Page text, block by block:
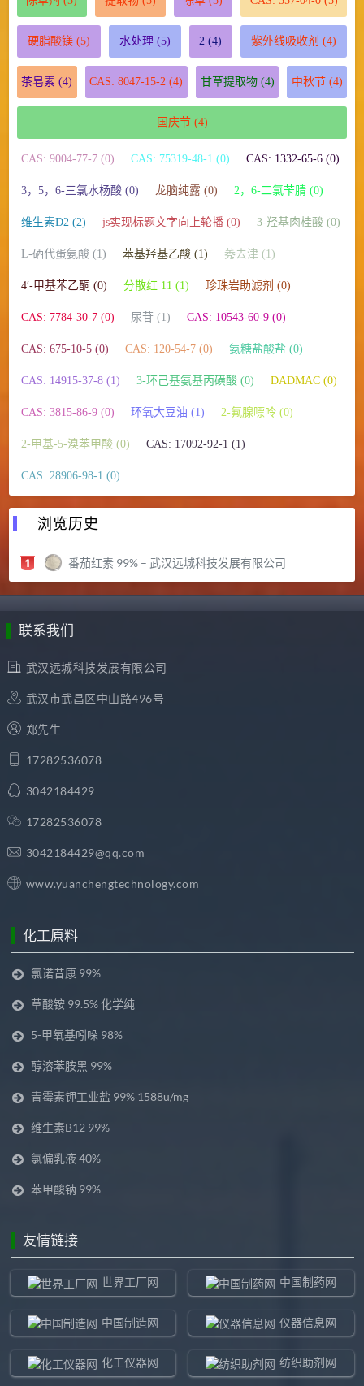
硬脂酸镁(5) 水处理 (5) 2 (4) 紫外线吸收剂 (4)
茶皂素 (4) CAS: 8047-15-2 (4) 甘草提取物(4) 中秋节(4)
国庆节(4)
CAS: 9004-77-7 (0) CAS: 75319-48-1 (0) CAS: 1332-65-6 (0)
3，5，6-三氯水杨酸 (0) 龙脑纯露 (0) 2，6-二氯苄腈 (0)
维生素D2 (2) js实现标题文字向上轮播 (0) 3-羟基肉桂酸 (0)
L-硒代蛋氨酸 (1) 苯基羟基乙酸 (1) 莠去津 (1)
4′-甲基苯乙酮 (0) 分散红 11 (1) 珍珠岩助滤剂 (0)
CAS: 7784-30-7 (0) 尿苷 (1) CAS: 10543-60-9 (0)
CAS: 675-10-5 (0) CAS: 120-54-7 (0) 氨糖盐酸盐 (0)
CAS: 14915-37-8 (1) 3-环己基氨基丙磺酸 (0) DADMAC (0)
CAS: 3815-86-9 (0) 环氧大豆油 (1) 2-氟腺嘌呤 (0)
2-甲基-5-溴苯甲酸 (0) CAS: 17092-92-1 (1)
CAS: 28906-98-1 (0)
浏览历史
番茄红素 99% – 武汉远城科技发展有限公司
联系我们
武汉远城科技发展有限公司
武汉市武昌区中山路496号
郑先生
17282536078
3042184429
17282536078
3042184429@qq.com
www.yuanchengtechnology.com
化工原料
氯诺昔康 99%
草酸铵 99.5% 化学纯
5-甲氧基吲哚 98%
醇溶苯胺黑 99%
青霉素钾工业盐 99% 1588u/mg
维生素B12 99%
氯偏乳液 40%
苯甲酸钠 99%
友情链接
世界工厂网 中国制药网
中国制造网 仪器信息网
化工仪器网 纺织助剂网